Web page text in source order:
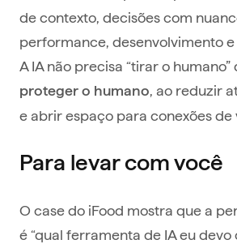
de contexto, decisões com
performance, desenvolvimento e
A IA não precisa “tirar o humano”
proteger o humano , ao reduzir
e abrir espaço para conexões de
Para levar com você
O case do iFood mostra que a
é “qual ferramenta de IA eu devo